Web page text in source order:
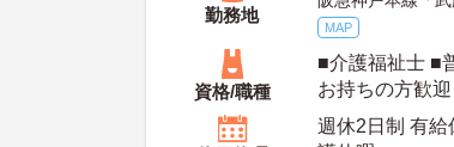
勤務地
MAP
資格/職種
■介護福祉士 ■
お持ちの方歓迎
週休2日制 有給